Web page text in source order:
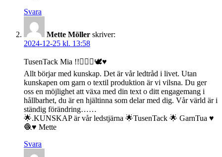
Svara
Mette Möller skriver:
2024-12-25 kl. 13:58
TusenTack Mia !!🙋🏻‍♀️🕊️♥️
Allt börjar med kunskap. Det är vår ledtråd i livet. Utan
kunskapen om garn o textil produktion är vi vilsna. Du ger
oss en möjlighet att växa med din text o ditt engagemang i
hållbarhet, du är en hjältinna som delar med dig. Vår värld är i
ständig förändring……
🌟.KUNSKAP är vår ledstjärna 🌟TusenTack 🌟 GarnTua ♥️
🧶♥️ Mette
Svara